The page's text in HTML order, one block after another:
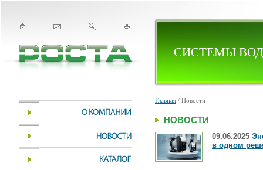
СИСТЕМЫ
Главная / Новости
НОВОСТИ
09.06.2025
в одном